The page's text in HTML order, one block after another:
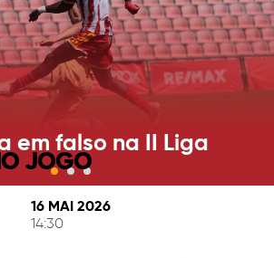
em falso na II Liga
JOGO
16 MAI 2026
14:30